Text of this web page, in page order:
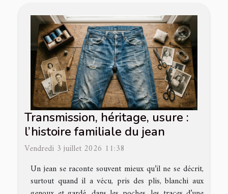
Transmission, héritage, usure :
l’histoire familiale du jean
Vendredi 3 juillet 2026 11:38
Un jean se raconte souvent mieux qu’il ne se décrit,
surtout quand il a vécu, pris des plis, blanchi aux